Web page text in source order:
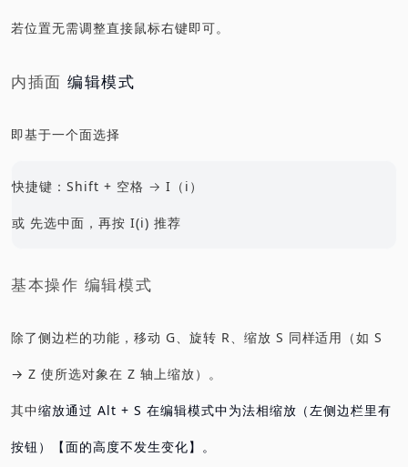
若位置无需调整直接鼠标右键即可。
内插面 编辑模式
即基于一个面选择
快捷键：Shift + 空格 → I（i）
或 先选中面，再按 I(i) 推荐
基本操作 编辑模式
除了侧边栏的功能，移动 G、旋转 R、缩放 S 同样适用（如 S
→ Z 使所选对象在 Z 轴上缩放）。
其中缩放通过 Alt + S 在编辑模式中为法相缩放（左侧边栏里有
按钮）【面的高度不发生变化】。